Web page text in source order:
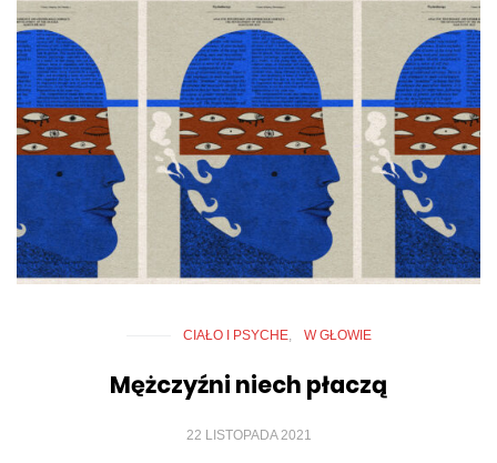
CIAŁO I PSYCHE W GŁOWIE
Mężczyźni niech płaczą
22 LISTOPADA 2021